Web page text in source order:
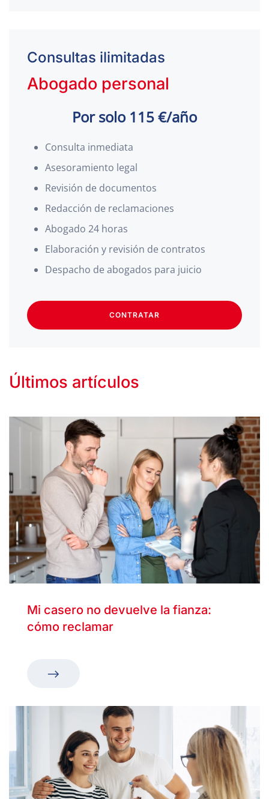
Consultas ilimitadas
Abogado personal
Por solo 115 €/año
Consulta inmediata
Asesoramiento legal
Revisión de documentos
Redacción de reclamaciones
Abogado 24 horas
Elaboración y revisión de contratos
Despacho de abogados para juicio
CONTRATAR
Últimos artículos
Mi casero no devuelve la fianza:
cómo reclamar